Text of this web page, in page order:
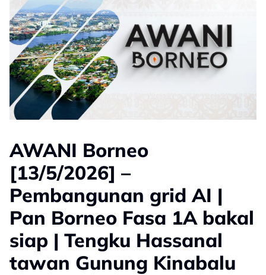
AWANI Borneo
[13/5/2026] –
Pembangunan grid AI |
Pan Borneo Fasa 1A bakal
siap | Tengku Hassanal
tawan Gunung Kinabalu